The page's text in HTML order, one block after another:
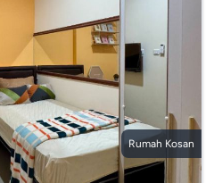
Rumah Kosan